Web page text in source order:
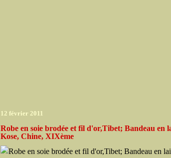
12 février 2011
Robe en soie brodée et fil d'or,Tibet; Bandeau en
Kose, Chine, XIXème